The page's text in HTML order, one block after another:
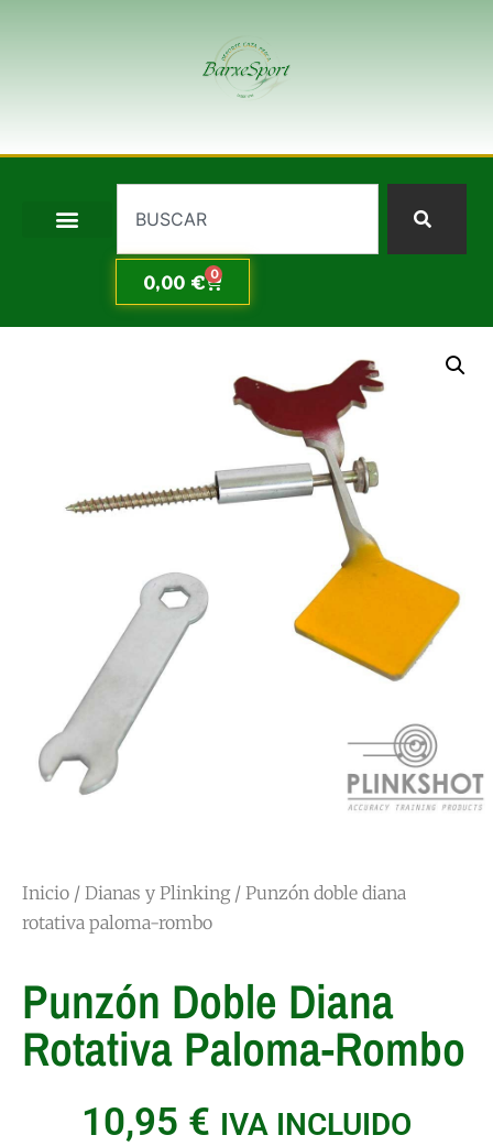
0,00€ 0
Inicio / Dianas y Plinking/ Punzón doble diana
rotativa paloma-rombo
Punzón Doble Diana
Rotativa Paloma-Rombo
10,95 € IVA INCLUIDO